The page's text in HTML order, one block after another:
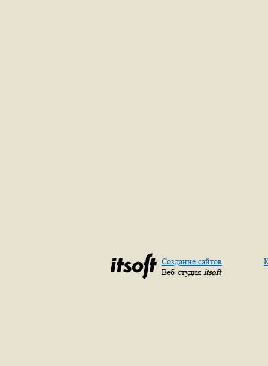
Создание сайтов
Веб-студия itsoft